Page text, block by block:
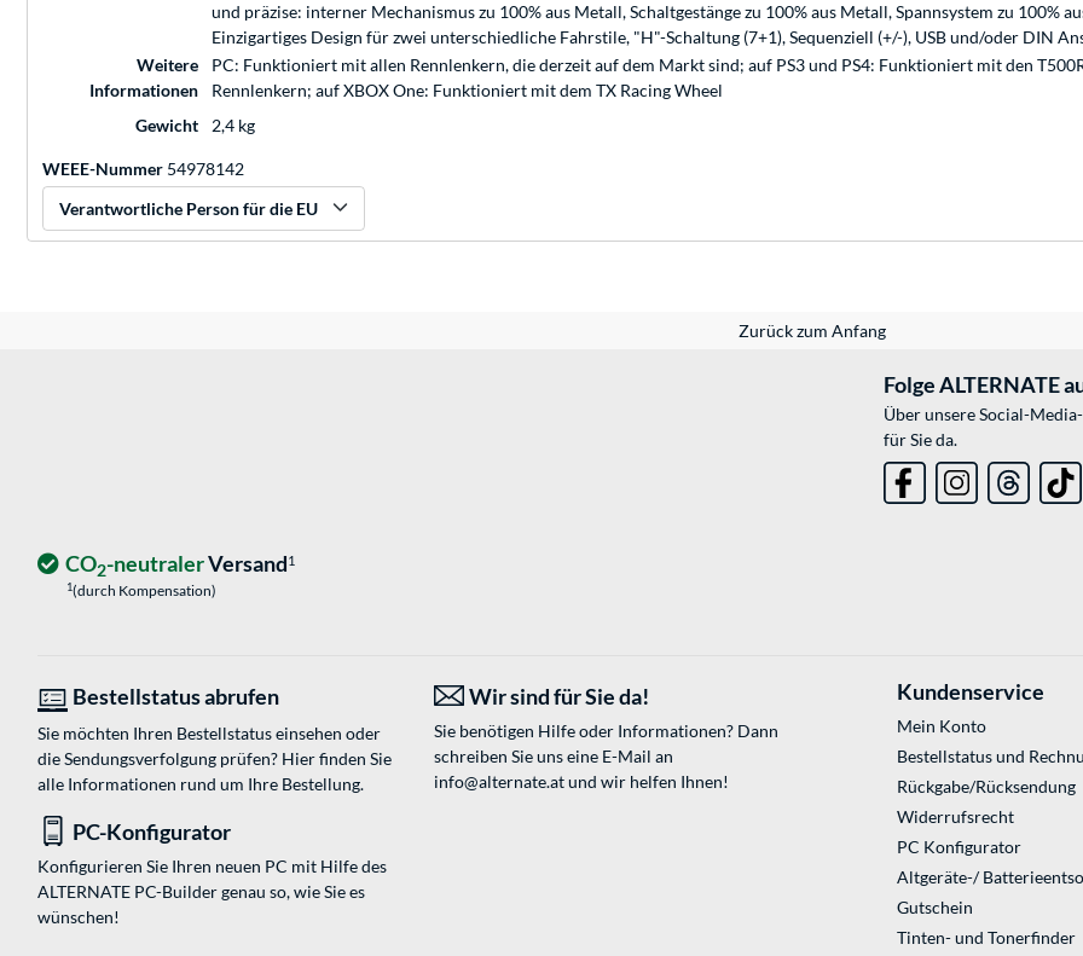
und präzise: interner Mechanismus zu 100% aus Metall, Schaltgestänge zu 100% aus Metall, Spannsystem zu 100%
Einzigartiges Design für zwei unterschiedliche Fahrstile, "H"-Schaltung (7+1), Sequenziell (+/-), USB und/oder DIN
Weitere
Informationen
PC: Funktioniert mit allen Rennlenkern, die derzeit auf dem Markt sind; auf PS3 und PS4: Funktioniert mit den
Rennlenkern; auf XBOX One: Funktioniert mit dem TX Racing Wheel
Gewicht
2,4 kg
WEEE-Nummer 54978142
Verantwortliche Person für die EU
Zurück zum Anfang
Folge ALTERNATE
Über unsere Social-
für Sie da.
CO2-neutralerVersand1
1(durch Kompensation)
Bestellstatus abrufen
Sie möchten Ihren Bestellstatus einsehen oder
die Sendungsverfolgung prüfen? Hier finden Sie
alle Informationen rund um Ihre Bestellung.
Wir sind für Sie da!
Sie benötigen Hilfe oder Informationen? Dann
schreiben Sie uns eine E-Mail an
info@alternate.atund wir helfen Ihnen!
PC-Konfigurator
Konfigurieren Sie Ihren neuen PC mit Hilfe des
ALTERNATE PC-Builder genau so, wie Sie es
wünschen!
Kundenservice
Mein Konto
Bestellstatus und
Rückgabe/Rücksendung
Widerrufsrecht
PC Konfigurator
Altgeräte-/
Gutschein
Tinten- und Tonerfinder